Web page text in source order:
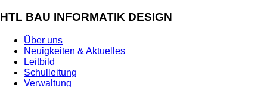
HTL BAU INFORMATIK DESIGN
Über uns
Neuigkeiten & Aktuelles
Leitbild
Schulleitung
Verwaltung